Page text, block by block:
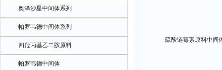
奥泽沙星中间体系列
帕罗韦德中间体系列
四羟丙基乙二胺原料
帕罗韦德中间体